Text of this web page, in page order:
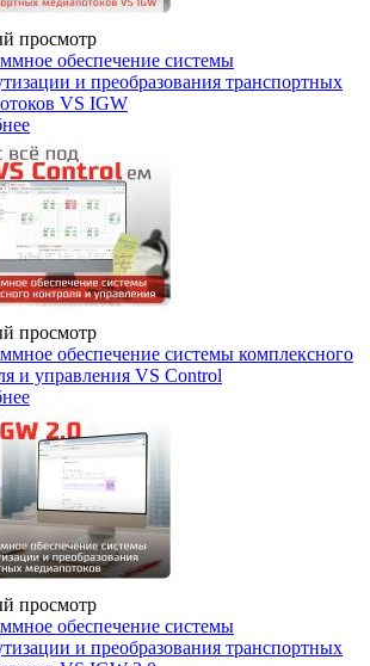
просмотр
обеспечение системы
и преобразования транспортных
VS IGW
просмотр
обеспечение системы комплексного
и управления VS Control
просмотр
обеспечение системы
и преобразования транспортных